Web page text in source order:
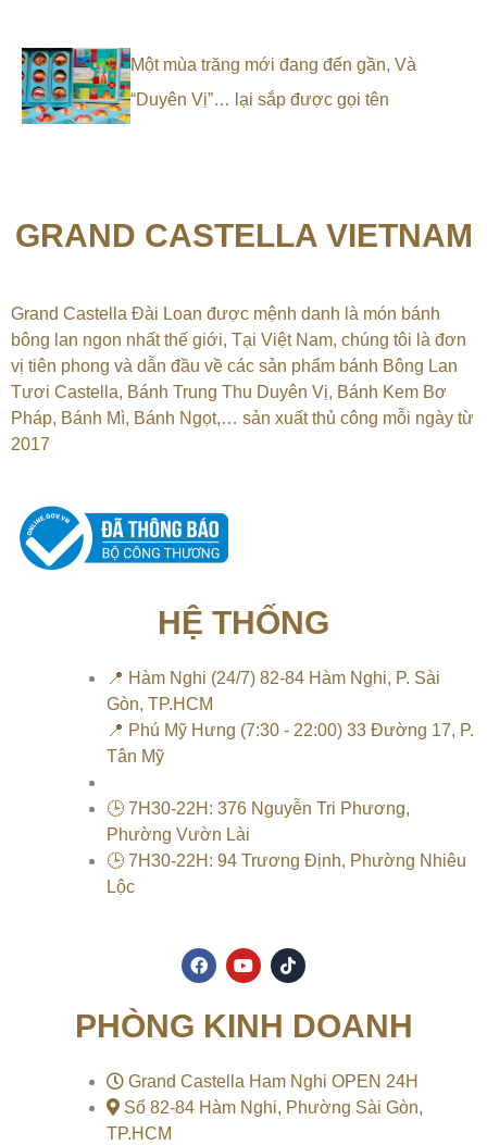
Một mùa trăng mới đang đến gần, Và
“Duyên Vị”… lại sắp được gọi tên
GRAND CASTELLA VIETNAM
Grand Castella Đài Loan được mệnh danh là món bánh
bông lan ngon nhất thế giới, Tại Việt Nam, chúng tôi là đơn
vị tiên phong và dẫn đầu về các sản phẩm bánh Bông Lan
Tươi Castella, Bánh Trung Thu Duyên Vị, Bánh Kem Bơ
Pháp, Bánh Mì, Bánh Ngọt,… sản xuất thủ công mỗi ngày từ
2017
HỆ THỐNG
📍 Hàm Nghi (24/7) 82-84 Hàm Nghi, P. Sài
Gòn, TP.HCM
📍 Phú Mỹ Hưng (7:30 - 22:00) 33 Đường 17, P.
Tân Mỹ
🕒 7H30-22H: 376 Nguyễn Tri Phương,
Phường Vườn Lài
🕒 7H30-22H: 94 Trương Định, Phường Nhiêu
Lộc
F
a
o
k
Y
o
u
b
T
i
k
PHÒNG KINH DOANH
Grand Castella Ham Nghi OPEN 24H
Số 82-84 Hàm Nghi, Phường Sài Gòn,
TP.HCM